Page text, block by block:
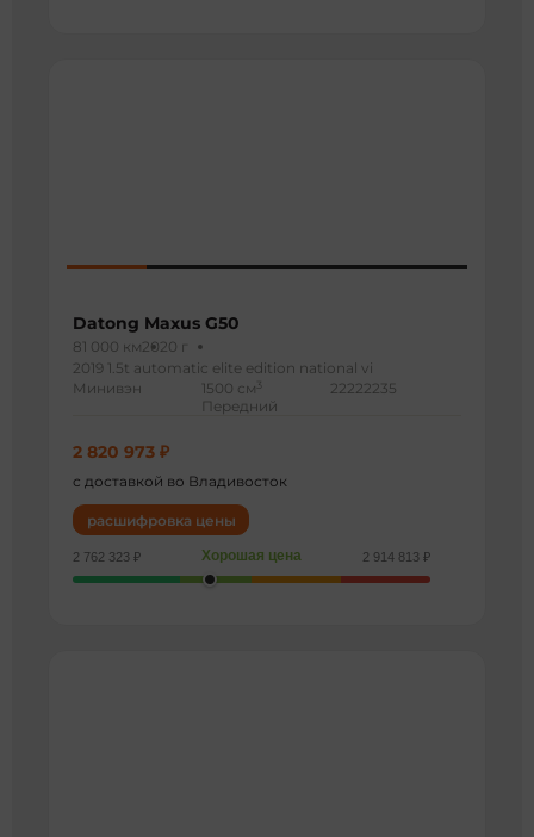
Datong Maxus G50
81 000 км2020 г
2019 1.5t automatic elite edition national vi
Минивэн
1500 см 3
Передний
22222235
2 820 973 ₽
с доставкой во Владивосток
расшифровка цены
2 762 323 ₽ Хорошая цена 2 914 813 ₽